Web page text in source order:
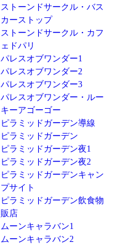
ストーンドサークル・バス
カーストップ
ストーンドサークル・カフ
ェドパリ
パレスオブワンダー1
パレスオブワンダー2
パレスオブワンダー3
パレスオブワンダー・ルー
キーアゴーゴー
ピラミッドガーデン導線
ピラミッドガーデン
ピラミッドガーデン夜1
ピラミッドガーデン夜2
ピラミッドガーデンキャン
プサイト
ピラミッドガーデン飲食物
販店
ムーンキャラバン1
ムーンキャラバン2